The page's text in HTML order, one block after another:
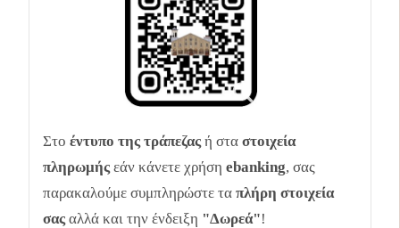
Στο έντυπο της τράπεζαςή στα στοιχεία
πληρωμήςεάν κάνετε χρήση ebanking, σας
παρακαλούμε συμπληρώστε τα πλήρη στοιχεία
σαςαλλά και την ένδειξη "Δωρεά"!